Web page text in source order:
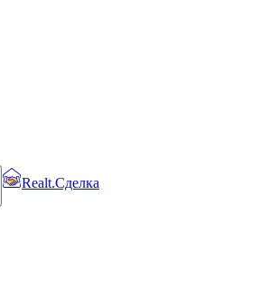
Realt.Сделка